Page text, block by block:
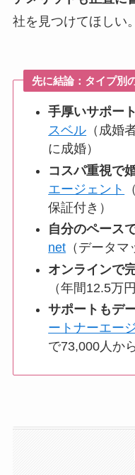
社を見つけてほしい。
先に結論：タイプ別
手厚いサポー
スベル （成婚
に成婚）
コスパ重視で
エージェント
保証付き）
自分のペース
net （データ
オンラインで
（年間12.5万
サポートもデ
ートナーエー
で73,000人か